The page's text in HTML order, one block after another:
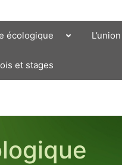
écologique
et stages